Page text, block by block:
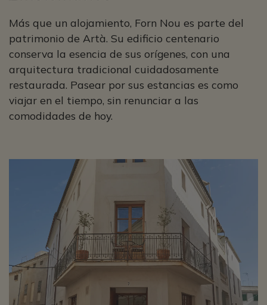
Más que un alojamiento, Forn Nou es parte del
patrimonio de Artà. Su edificio centenario
conserva la esencia de sus orígenes, con una
arquitectura tradicional cuidadosamente
restaurada. Pasear por sus estancias es como
viajar en el tiempo, sin renunciar a las
comodidades de hoy.